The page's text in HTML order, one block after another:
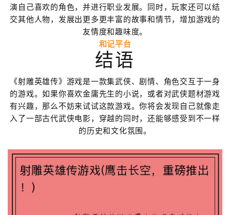
演自己喜欢的角色，并进行职业发展。同时，玩家还可以结
交其他人物，发展出更多更丰富的故事和情节，增加游戏的
友情度和趣味度。
和记平台
结语
《射雕英雄传》游戏是一款集武侠、剧情、角色交互于一身
的游戏。如果你喜欢金庸先生的小说，或者对武侠题材游戏
有兴趣，那么不妨来试试这款游戏。你将会发现自己就像走
入了一部古代武侠电影，穿越的同时，还能够感受到不一样
的历史和文化氛围。